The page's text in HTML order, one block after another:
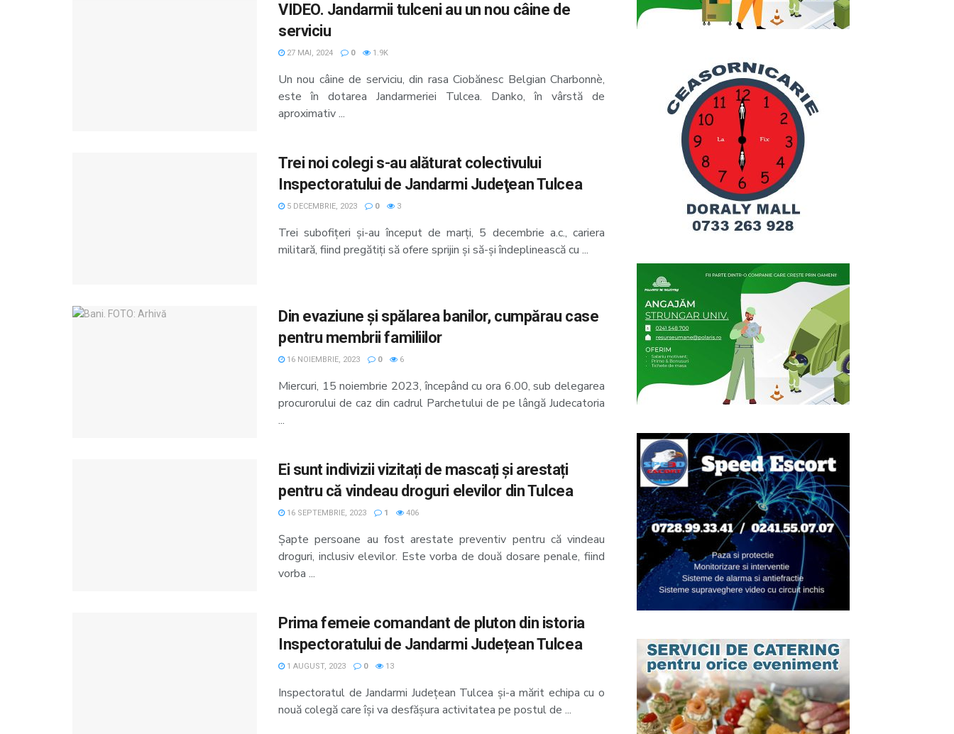
VIDEO. Jandarmii tulceni au un nou câine de
serviciu
27 MAI, 2024 0 1.9K
Un nou câine de serviciu, din rasa Ciobănesc Belgian Charbonnè,
este în dotarea Jandarmeriei Tulcea. Danko, în vârstă de
aproximativ ...
Trei noi colegi s-au alăturat colectivului
Inspectoratului de Jandarmi Judeţean Tulcea
5 DECEMBRIE, 2023 0 3
Trei subofițeri și-au început de marți, 5 decembrie a.c., cariera
militară, fiind pregătiți să ofere sprijin și să-și îndeplinească cu ...
Din evaziune și spălarea banilor, cumpărau case
pentru membrii familiilor
16 NOIEMBRIE, 2023 0 6
Miercuri, 15 noiembrie 2023, începând cu ora 6.00, sub delegarea
procurorului de caz din cadrul Parchetului de pe lângă Judecatoria
...
Ei sunt indivizii vizitați de mascați și arestați
pentru că vindeau droguri elevilor din Tulcea
16 SEPTEMBRIE, 2023 1 406
Șapte persoane au fost arestate preventiv pentru că vindeau
droguri, inclusiv elevilor. Este vorba de două dosare penale, fiind
vorba ...
Prima femeie comandant de pluton din istoria
Inspectoratului de Jandarmi Județean Tulcea
1 AUGUST, 2023 0 13
Inspectoratul de Jandarmi Județean Tulcea și-a mărit echipa cu o
nouă colegă care își va desfășura activitatea pe postul de ...